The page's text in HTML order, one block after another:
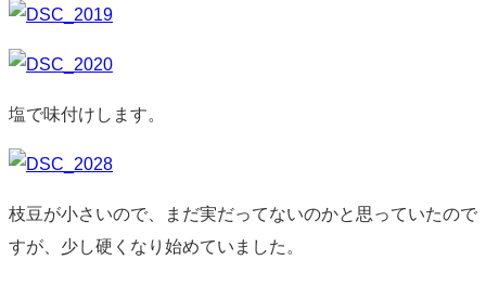
塩で味付けします。
枝豆が小さいので、まだ実だってないのかと思っていたので
すが、少し硬くなり始めていました。